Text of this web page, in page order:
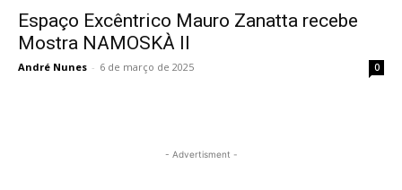
Espaço Excêntrico Mauro Zanatta recebe
Mostra NAMOSKÀ II
André Nunes - 6 de março de 2025 0
- Advertisment -